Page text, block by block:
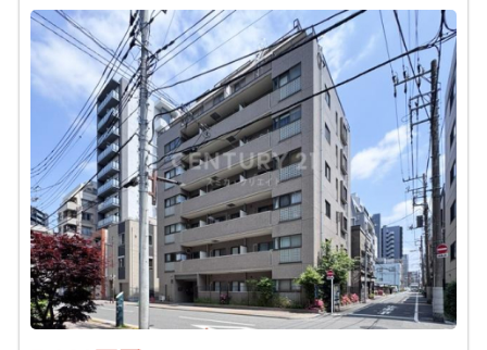
会員メニュー
個人情報保護の取扱い 会員規約 サイトマップ